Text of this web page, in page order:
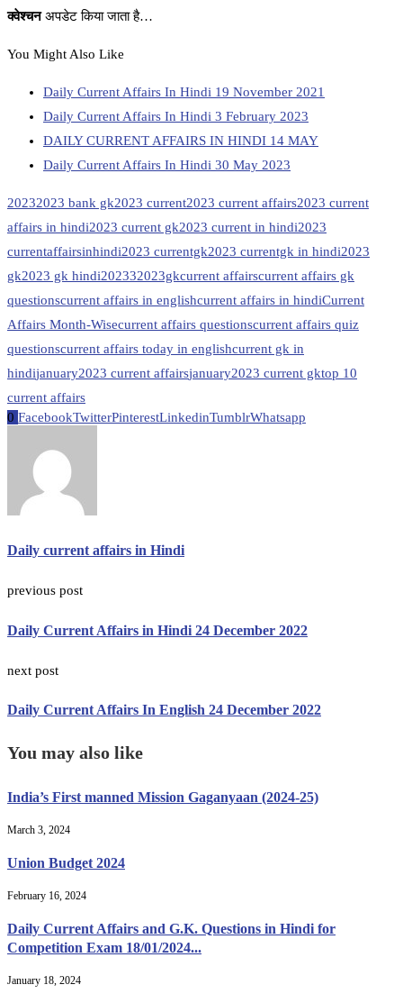
क्वेश्चनअपडेट किया जाता है…
You Might Also Like
Daily Current Affairs In Hindi 19 November 2021
Daily Current Affairs In Hindi 3 February 2023
DAILY CURRENT AFFAIRS IN HINDI 14 MAY
Daily Current Affairs In Hindi 30 May 2023
20232023 bank gk2023 current2023 current affairs2023 current
affairs in hindi2023 current gk2023 current in hindi2023
currentaffairsinhindi2023 currentgk2023 currentgk in hindi2023
gk2023 gk hindi202332023gkcurrent affairscurrent affairs gk
questionscurrent affairs in englishcurrent affairs in hindiCurrent
Affairs Month-Wisecurrent affairs questionscurrent affairs quiz
questionscurrent affairs today in englishcurrent gk in
hindijanuary2023 current affairsjanuary2023 current gktop 10
current affairs
0 FacebookTwitterPinterestLinkedinTumblrWhatsapp
Daily current affairs in Hindi
previous post
Daily Current Affairs in Hindi 24 December 2022
next post
Daily Current Affairs In English 24 December 2022
You may also like
India’s First manned Mission Gaganyaan (2024-25)
March 3, 2024
Union Budget 2024
February 16, 2024
Daily Current Affairs and G.K. Questions in Hindi for
Competition Exam 18/01/2024...
January 18, 2024